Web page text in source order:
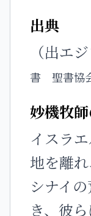
出典
（出エ
書 聖書協
妙機牧
イスラ
地を離
シナイ
き、彼